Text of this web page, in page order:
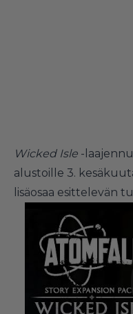
Wicked Isle -
alustoille 3.
lisäosaa esittelevän